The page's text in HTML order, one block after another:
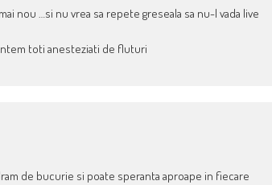
nou …si nu vrea sa repete greseala sa nu-l vada live
toti anesteziati de fluturi
de bucurie si poate speranta aproape in fiecare